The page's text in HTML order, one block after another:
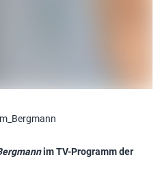
im TV-Programm der